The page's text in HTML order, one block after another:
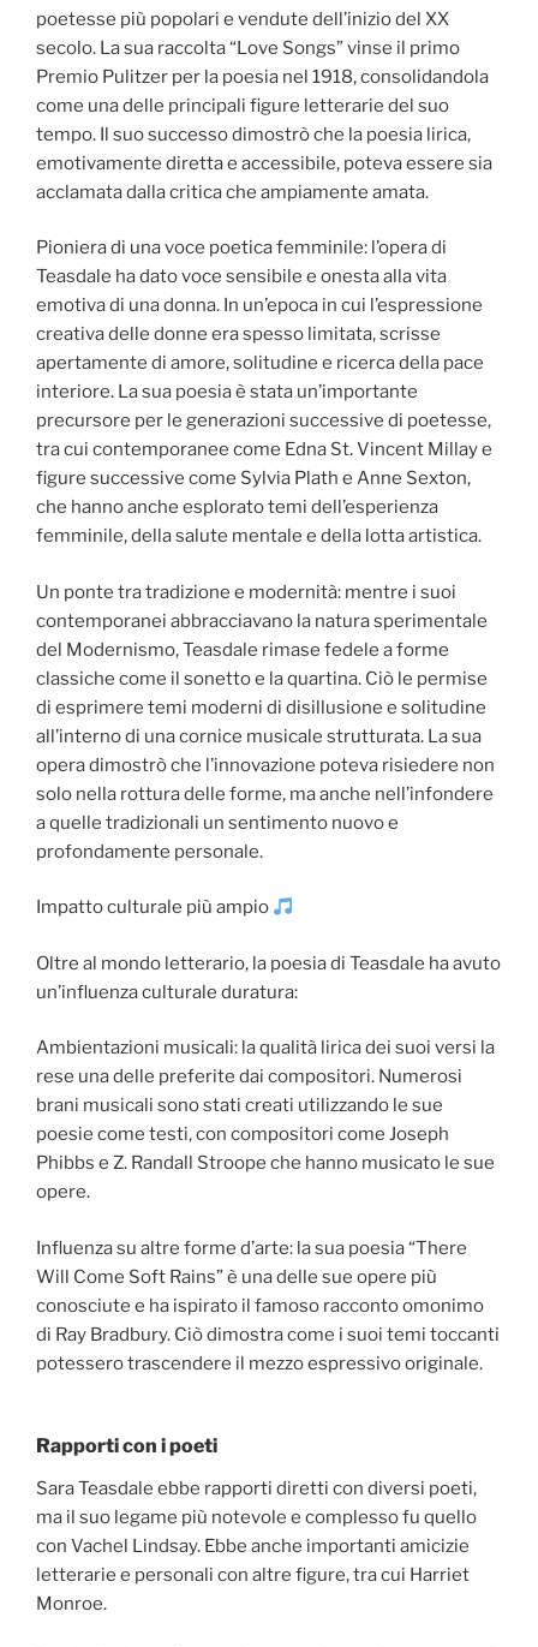
poetesse più popolari e vendute dell’inizio del XX
secolo. La sua raccolta “Love Songs” vinse il primo
Premio Pulitzer per la poesia nel 1918, consolidandola
come una delle principali figure letterarie del suo
tempo. Il suo successo dimostrò che la poesia lirica,
emotivamente diretta e accessibile, poteva essere sia
acclamata dalla critica che ampiamente amata.
Pioniera di una voce poetica femminile: l’opera di
Teasdale ha dato voce sensibile e onesta alla vita
emotiva di una donna. In un’epoca in cui l’espressione
creativa delle donne era spesso limitata, scrisse
apertamente di amore, solitudine e ricerca della pace
interiore. La sua poesia è stata un’importante
precursore per le generazioni successive di poetesse,
tra cui contemporanee come Edna St. Vincent Millay e
figure successive come Sylvia Plath e Anne Sexton,
che hanno anche esplorato temi dell’esperienza
femminile, della salute mentale e della lotta artistica.
Un ponte tra tradizione e modernità: mentre i suoi
contemporanei abbracciavano la natura sperimentale
del Modernismo, Teasdale rimase fedele a forme
classiche come il sonetto e la quartina. Ciò le permise
di esprimere temi moderni di disillusione e solitudine
all’interno di una cornice musicale strutturata. La sua
opera dimostrò che l’innovazione poteva risiedere non
solo nella rottura delle forme, ma anche nell’infondere
a quelle tradizionali un sentimento nuovo e
profondamente personale.
Impatto culturale più ampio
Oltre al mondo letterario, la poesia di Teasdale ha avuto
un’influenza culturale duratura:
Ambientazioni musicali: la qualità lirica dei suoi versi la
rese una delle preferite dai compositori. Numerosi
brani musicali sono stati creati utilizzando le sue
poesie come testi, con compositori come Joseph
Phibbs e Z. Randall Stroope che hanno musicato le sue
opere.
Influenza su altre forme d’arte: la sua poesia “There
Will Come Soft Rains” è una delle sue opere più
conosciute e ha ispirato il famoso racconto omonimo
di Ray Bradbury. Ciò dimostra come i suoi temi toccanti
potessero trascendere il mezzo espressivo originale.
Rapporti con i poeti
Sara Teasdale ebbe rapporti diretti con diversi poeti,
ma il suo legame più notevole e complesso fu quello
con Vachel Lindsay. Ebbe anche importanti amicizie
letterarie e personali con altre figure, tra cui Harriet
Monroe.